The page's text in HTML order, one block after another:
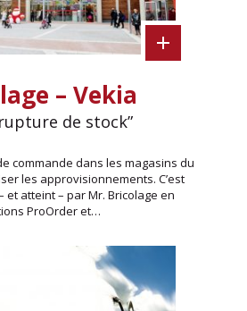
– Vekia
de stock”
commande dans les magasins du
les approvisionnements. C’est
et atteint – par Mr. Bricolage en
ProOrder et…